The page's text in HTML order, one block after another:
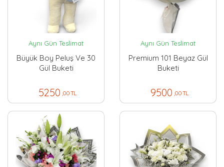
Aynı Gün Teslimat
Büyük Boy Peluş Ve 30
Gül Buketi
5250 ,00 TL
Aynı Gün Teslimat
Premium 101 Beyaz Gül
Buketi
9500 ,00 TL